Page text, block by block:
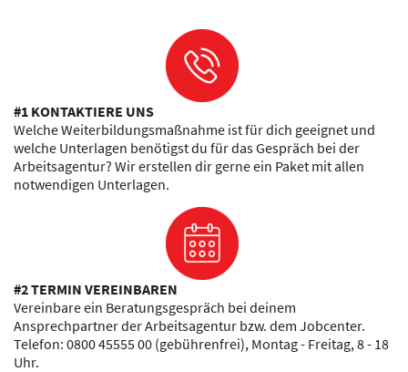
#1 KONTAKTIERE UNS
Welche Weiterbildungsmaßnahme ist für dich geeignet und
welche Unterlagen benötigst du für das Gespräch bei der
Arbeitsagentur? Wir erstellen dir gerne ein Paket mit allen
notwendigen Unterlagen.
#2 TERMIN VEREINBAREN
Vereinbare ein Beratungsgespräch bei deinem
Ansprechpartner der Arbeitsagentur bzw. dem Jobcenter.
Telefon: 0800 45555 00 (gebührenfrei), Montag - Freitag, 8 - 18
Uhr.